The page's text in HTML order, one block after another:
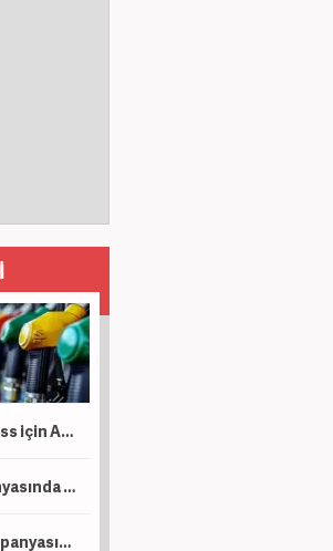
Suzuki Vitara ve S-Cross için Ağustos hamlesi: Sıfır faizli finansman ve takas desteği
OPEL Ağustos kampanyasında ticari araçlara sıfır faizli 1 Milyon TL kredi tanımladı
Peugeot Ağustos kampanyasında sıfır faiz ve 1 Milyon TL kredi dönemini başlattı